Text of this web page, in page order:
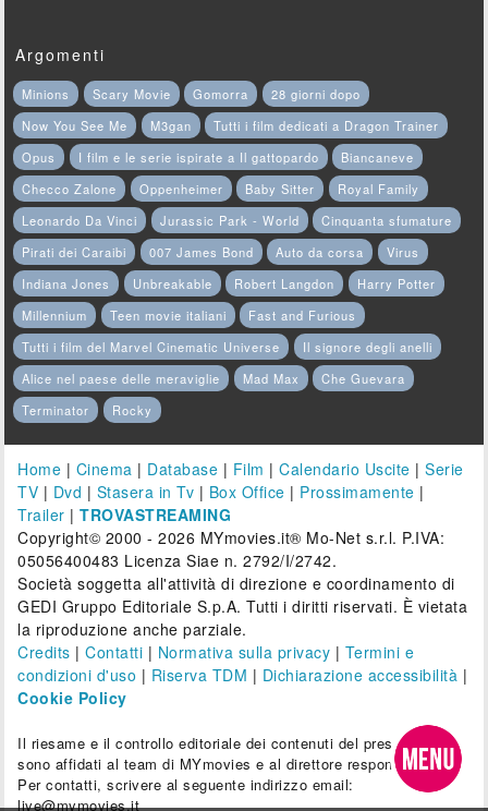
Argomenti
Minions Scary Movie Gomorra
28 giorni dopo
Now You See Me
M3gan
Tutti i film dedicati a Dragon Trainer
Opus
I film e le serie ispirate a Il gattopardo
Biancaneve
Checco Zalone
Oppenheimer Baby Sitter
Royal Family
Leonardo Da Vinci
Jurassic Park - World
Cinquanta sfumature
Pirati dei Caraibi
007 James Bond Auto da corsa
Virus
Indiana Jones
Unbreakable Robert Langdon
Harry Potter
Millennium
Teen movie italiani
Fast and Furious
Tutti i film del Marvel Cinematic Universe
Il signore degli anelli
Alice nel paese delle meraviglie
Mad Max
Che Guevara
Terminator
Rocky
Home | Cinema | Database | Film |Calendario Uscite |Serie
TV | Dvd | Stasera in Tv | Box Office | Prossimamente |
Trailer |TROVASTREAMING
Copyright© 2000 - 2026 MYmovies.it® Mo-Net s.r.l. P.IVA:
05056400483 Licenza Siae n. 2792/I/2742.
Società soggetta all'attività di direzione e coordinamento di
GEDI Gruppo Editoriale S.p.A. Tutti i diritti riservati. È vietata
la riproduzione anche parziale.
Credits |Contatti | Normativa sulla privacy | Termini e
condizioni d'uso | Riserva TDM | Dichiarazione accessibilità |
Cookie Policy
Il riesame e il controllo editoriale dei contenuti del presente sito
sono affidati al team di MYmovies e al direttore responsabile.
Per contatti, scrivere al seguente indirizzo email:
live@mymovies.it